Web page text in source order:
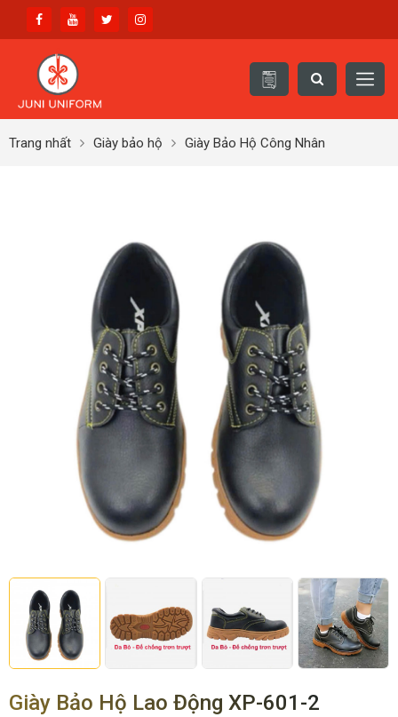
Trang nhất Giày bảo hộ Giày Bảo Hộ Công Nhân
Giày Bảo Hộ Lao Động XP-601-2